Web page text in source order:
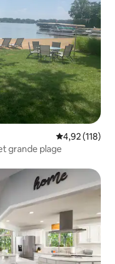
Évaluation
4,92 (118)
grande plage
appréciés